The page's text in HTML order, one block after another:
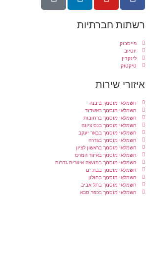
רשתות חברתיות
פייסבוק
יוטיוב
לינקדין
טיקטוק
איזורי שירות
חשמלאי מוסמך ביבנה
חשמלאי מוסמך באשדוד
חשמלאי מוסמך ברחובות
חשמלאי מוסמך בנס ציונה
חשמלאי מוסמך בבאר יעקב
חשמלאי מוסמך בגדרה
חשמלאי מוסמך בראשון לציון
חשמלאי מוסמך באיזור המרכז
חשמלאי מוסמך במועצה איזורית גדרות
חשמלאי מוסמך בבת ים
חשמלאי מוסמך בחולון
חשמלאי מוסמך בתל אביב
חשמלאי מוסמך בכפר סבא